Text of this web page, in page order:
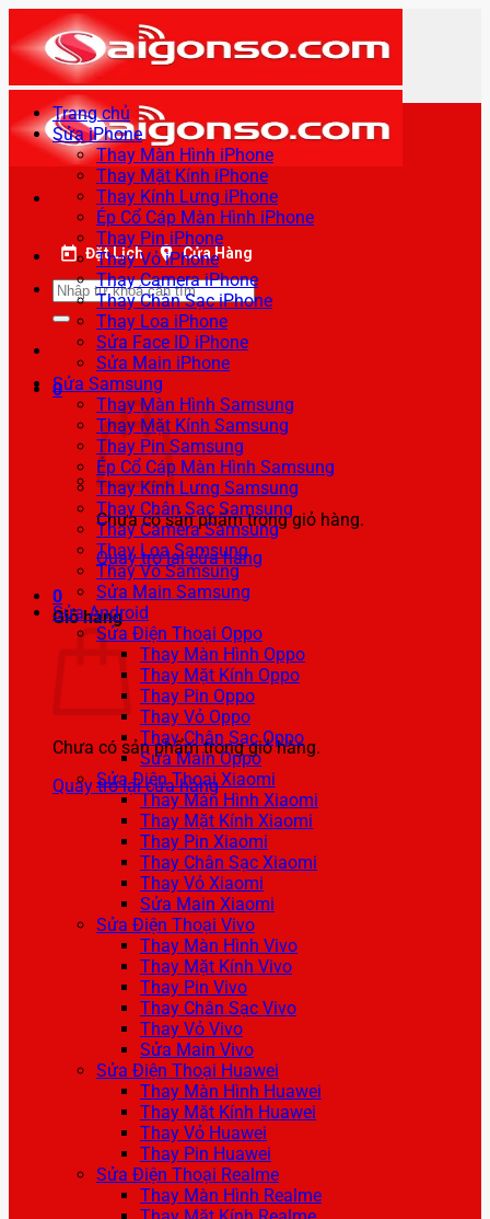
qua
nội
dung
Đặt Lịch Cửa Hàng
Tìm
kiếm:
0
Chưa có sản phẩm trong giỏ hàng.
Quay trở lại cửa hàng
0
Giỏ hàng
Chưa có sản phẩm trong giỏ hàng.
Quay trở lại cửa hàng
Trang chủ
Sửa iPhone
Thay Màn Hình iPhone
Thay Mặt Kính iPhone
Thay Kính Lưng iPhone
Ép Cổ Cáp Màn Hình iPhone
Thay Pin iPhone
Thay Vỏ iPhone
Thay Camera iPhone
Thay Chân Sạc iPhone
Thay Loa iPhone
Sửa Face ID iPhone
Sửa Main iPhone
Sửa Samsung
Thay Màn Hình Samsung
Thay Mặt Kính Samsung
Thay Pin Samsung
Ép Cổ Cáp Màn Hình Samsung
Thay Kính Lưng Samsung
Thay Chân Sạc Samsung
Thay Camera Samsung
Thay Loa Samsung
Thay Vỏ Samsung
Sửa Main Samsung
Sửa Android
Sửa Điện Thoại Oppo
Thay Màn Hình Oppo
Thay Mặt Kính Oppo
Thay Pin Oppo
Thay Vỏ Oppo
Thay Chân Sạc Oppo
Sửa Main Oppo
Sửa Điện Thoại Xiaomi
Thay Màn Hình Xiaomi
Thay Mặt Kính Xiaomi
Thay Pin Xiaomi
Thay Chân Sạc Xiaomi
Thay Vỏ Xiaomi
Sửa Main Xiaomi
Sửa Điện Thoại Vivo
Thay Màn Hình Vivo
Thay Mặt Kính Vivo
Thay Pin Vivo
Thay Chân Sạc Vivo
Thay Vỏ Vivo
Sửa Main Vivo
Sửa Điện Thoại Huawei
Thay Màn Hình Huawei
Thay Mặt Kính Huawei
Thay Vỏ Huawei
Thay Pin Huawei
Sửa Điện Thoại Realme
Thay Màn Hình Realme